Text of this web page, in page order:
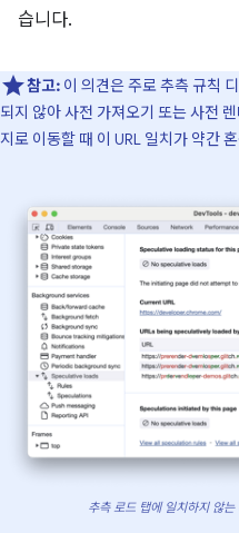
습니다.
참고: 이 의견은 주로 추측 규칙
되지 않아 사전 가져오기 또는 사전
지로 이동할 때 이 URL 일치가 약간
추측 로드 탭에 일치하지 않